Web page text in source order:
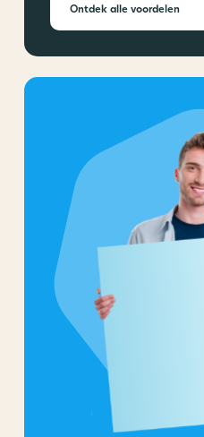
Ontdek alle voordelen